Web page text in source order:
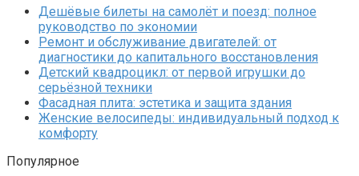
Дешёвые билеты на самолёт и поезд: полное
руководство по экономии
Ремонт и обслуживание двигателей: от
диагностики до капитального восстановления
Детский квадроцикл: от первой игрушки до
серьёзной техники
Фасадная плита: эстетика и защита здания
Женские велосипеды: индивидуальный подход к
комфорту
Популярное